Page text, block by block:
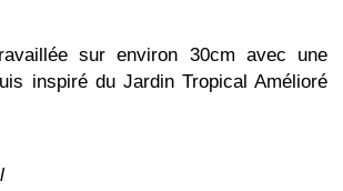
sur environ 30cm avec une
inspiré du Jardin Tropical Amélioré